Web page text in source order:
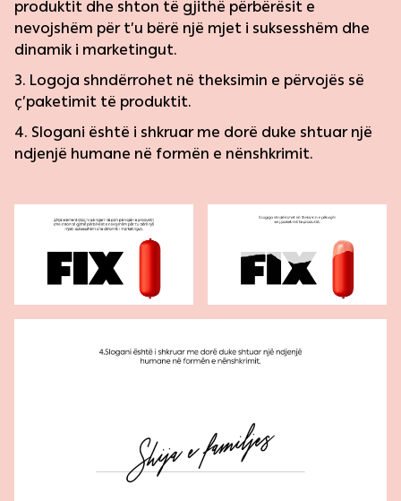
produktit dhe shton të gjithë përbërësit e
nevojshëm për t’u bërë një mjet i suksesshëm dhe
dinamik i marketingut.
3. Logoja shndërrohet në theksimin e përvojës së
ç’paketimit të produktit.
4. Slogani është i shkruar me dorë duke shtuar një
ndjenjë humane në formën e nënshkrimit.